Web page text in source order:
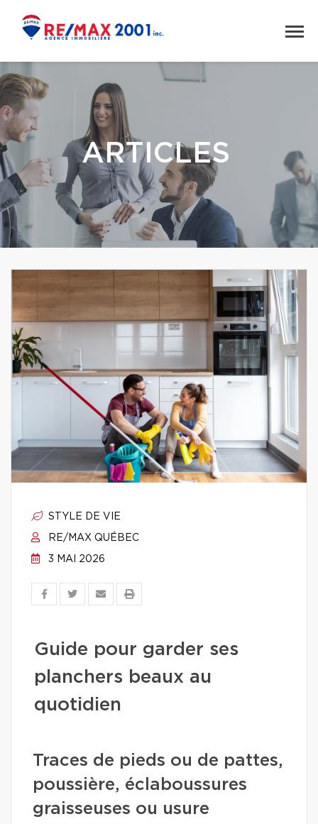
ARTICLES
STYLE DE VIE
RE/MAX QUÉBEC
3 MAI 2026
Guide pour garder ses
planchers beaux au
quotidien
Traces de pieds ou de pattes,
poussière, éclaboussures
graisseuses ou usure